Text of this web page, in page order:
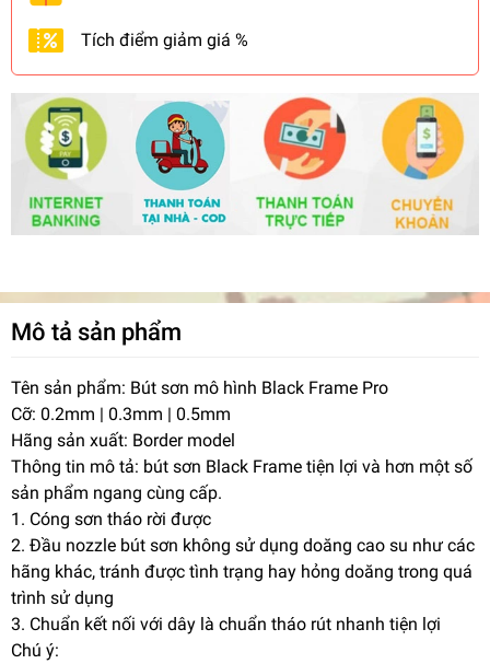
Tích điểm giảm giá %
Mô tả sản phẩm
Tên sản phẩm: Bút sơn mô hình Black Frame Pro
Cỡ: 0.2mm | 0.3mm | 0.5mm
Hãng sản xuất: Border model
Thông tin mô tả: bút sơn Black Frame tiện lợi và hơn một số
sản phẩm ngang cùng cấp.
1. Cóng sơn tháo rời được
2. Đầu nozzle bút sơn không sử dụng doăng cao su như các
hãng khác, tránh được tình trạng hay hỏng doăng trong quá
trình sử dụng
3. Chuẩn kết nối với dây là chuẩn tháo rút nhanh tiện lợi
Chú ý: